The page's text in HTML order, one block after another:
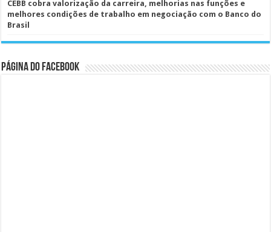
CEBB cobra valorização da carreira, melhorias nas funções e
melhores condições de trabalho em negociação com o Banco do
Brasil
Página do Facebook